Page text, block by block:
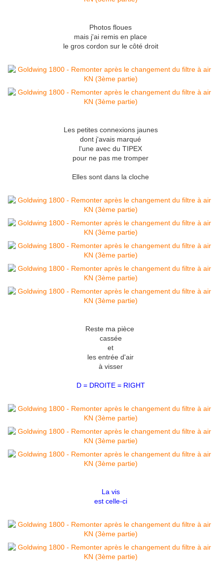
Photos floues
mais j'ai remis en place
le gros cordon sur le côté droit
Les petites connexions jaunes
dont j'avais marqué
l'une avec du TIPEX
pour ne pas me tromper
Elles sont dans la cloche
Reste ma pièce
cassée
et
les entrée d'air
à visser
D = DROITE = RIGHT
La vis
est celle-ci